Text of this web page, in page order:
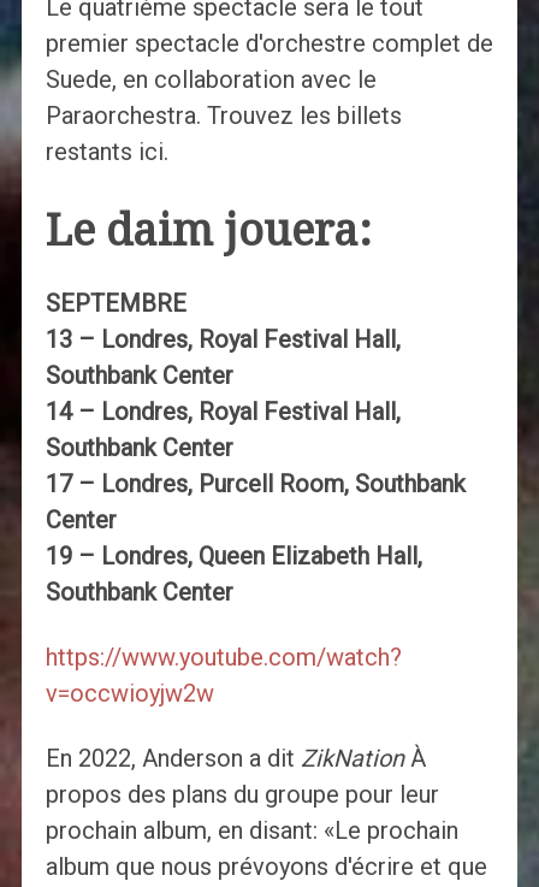
Le quatrième spectacle sera le tout
premier spectacle d'orchestre complet de
Suede, en collaboration avec le
Paraorchestra. Trouvez les billets
restants ici.
Le daim jouera:
SEPTEMBRE
13 – Londres, Royal Festival Hall,
Southbank Center
14 – Londres, Royal Festival Hall,
Southbank Center
17 – Londres, Purcell Room, Southbank
Center
19 – Londres, Queen Elizabeth Hall,
Southbank Center
https://www.youtube.com/watch?
v=occwioyjw2w
En 2022, Anderson a dit ZikNationÀ
propos des plans du groupe pour leur
prochain album, en disant: «Le prochain
album que nous prévoyons d'écrire et que